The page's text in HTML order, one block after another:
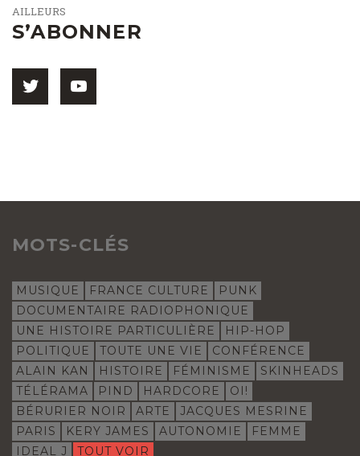
AILLEURS
S’ABONNER
MOTS-CLÉS
MUSIQUE FRANCE CULTURE
PUNK
DOCUMENTAIRE RADIOPHONIQUE
UNE HISTOIRE PARTICULIÈRE
HIP-HOP
POLITIQUE
TOUTE UNE VIE
CONFÉRENCE
ALAIN KAN
HISTOIRE FÉMINISME
SKINHEADS
TÉLÉRAMA
PIND HARDCORE
OI!
BÉRURIER NOIR
ARTE
JACQUES MESRINE
PARIS
KERY JAMES AUTONOMIE
FEMME
IDEAL J
TOUT VOIR